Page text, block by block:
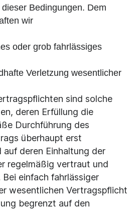
Bedingungen. Dem
wir
oder grob fahrlässiges
Verletzung wesentlicher
sind solche
deren Erfüllung die
Durchführung des
überhaupt erst
auf deren Einhaltung der
regelmäßig vertraut und
einfach fahrlässiger
wesentlichen Vertragspflicht
begrenzt auf den